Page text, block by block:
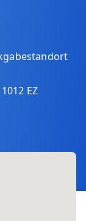
EZ